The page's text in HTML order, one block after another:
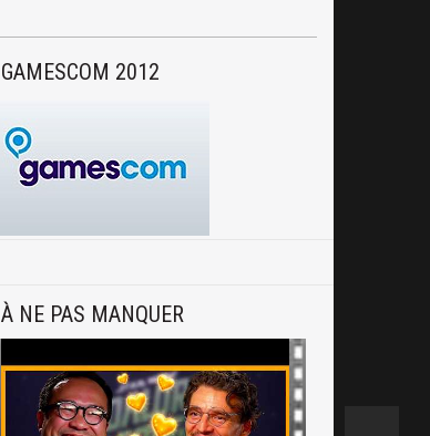
GAMESCOM 2012
À NE PAS MANQUER